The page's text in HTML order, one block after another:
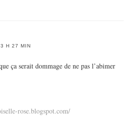
H 27 MIN
ça serait dommage de ne pas l’abimer
rose.blogspot.com/